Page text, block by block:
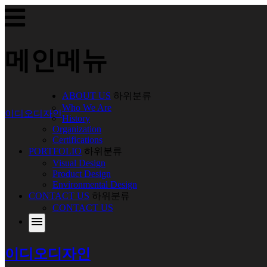
메인메뉴
이디오디자인
ABOUT US 하위분류
Who We Are
History
Organization
Certifications
PORTFOLIO 하위분류
Visual Design
Product Design
Environmental Design
CONTACT US 하위분류
CONTACT US
menu
이디오디자인